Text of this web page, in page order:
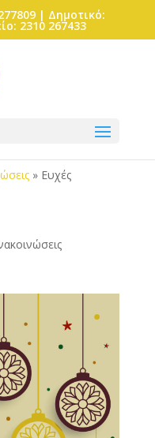
| Δημοτικό:
2310 267433
» Ευχές